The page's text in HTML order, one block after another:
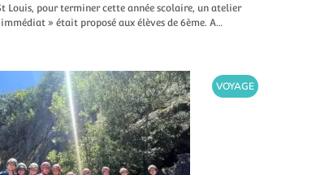
Louis, pour terminer cette année scolaire, un atelier
» était proposé aux élèves de 6ème. A…
VOYAGE